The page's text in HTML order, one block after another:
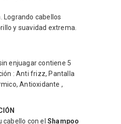
Logrando cabellos
y suavidad extrema.
enjuagar contiene 5
: Anti frizz, Pantalla
Antioxidante ,
cabello con el Shampoo